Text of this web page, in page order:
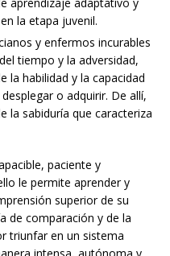
la etapa juvenil.
y enfermos incurables
tiempo y la adversidad,
la habilidad y la capacidad
o adquirir. De allí,
la sabiduría que caracteriza
paciente y
le permite aprender y
superior de su
de comparación y de la
triunfar en un sistema